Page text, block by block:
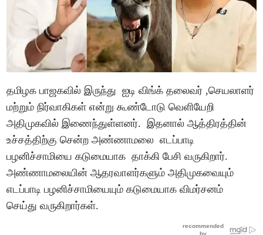
தமிழக பாஜகவில் இருந்து ஐடி விங்க் தலைவர் ,செயலாளர்
மற்றும் நிர்வாகிகள் என்று கூண்டோடு வெளியேறி
அதிமுகவில் இணைந்துள்ளனர். இதனால் ஆத்திரத்தின்
உச்சத்திற்கு சென்ற அண்ணாமலை எடப்பாடி
பழனிச்சாமியை கடுமையாக தாக்கி பேசி வருகிறார்.
அண்ணாமலையின் ஆதரவாளர்களும் அதிமுகவையும்
எடப்பாடி பழனிச்சாமியையும் கடுமையாக விமர்சனம்
செய்து வருகிறார்கள்.